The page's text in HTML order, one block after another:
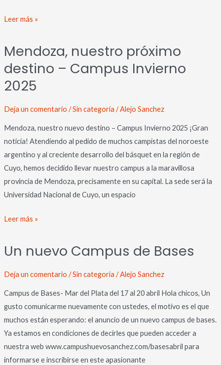
Leer más »
Mendoza, nuestro próximo
destino – Campus Invierno
2025
Deja un comentario /Sin categoría /Alejo Sanchez
Mendoza, nuestro nuevo destino – Campus Invierno 2025 ¡Gran
noticia! Atendiendo al pedido de muchos campistas del noroeste
argentino y al creciente desarrollo del básquet en la región de
Cuyo, hemos decidido llevar nuestro campus a la maravillosa
provincia de Mendoza, precisamente en su capital. La sede será la
Universidad Nacional de Cuyo, un espacio
nuestro
próximo
–
Campus
2025
Leer más »
Un nuevo Campus de Bases
Deja un comentario /Sin categoría /Alejo Sanchez
Campus de Bases- Mar del Plata del 17 al 20 abril Hola chicos, Un
gusto comunicarme nuevamente con ustedes, el motivo es el que
muchos están esperando: el anuncio de un nuevo campus de bases.
Ya estamos en condiciones de decirles que pueden acceder a
nuestra web www.campushuevosanchez.com/basesabril para
informarse e inscribirse en este apasionante
nuevo
de
Bases